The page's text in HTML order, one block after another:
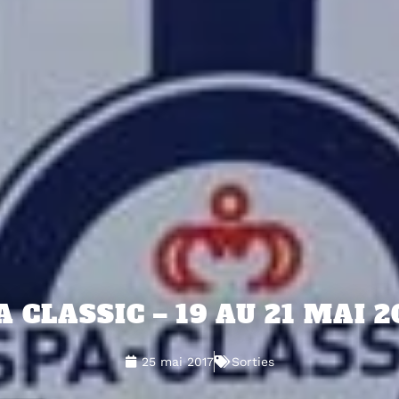
CLASSIC – 19 AU 21 MAI
25 mai 2017 Sorties